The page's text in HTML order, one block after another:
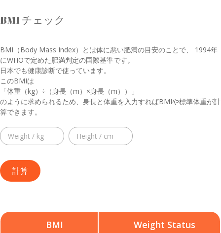
BMI チェック
BMI（Body Mass Index）とは体に悪い肥満の目安のことで、 1994年
にWHOで定めた肥満判定の国際基準です。
日本でも健康診断で使っています。
このBMIは
「体重（kg）÷（身長（m）×身長（m））」
のように求められるため、身長と体重を入力すればBMIや標準体重が計
算できます。
BMI Weight Status